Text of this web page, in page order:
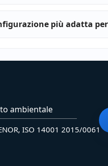
più adatta
ambientale
ISO 14001 2015/0061